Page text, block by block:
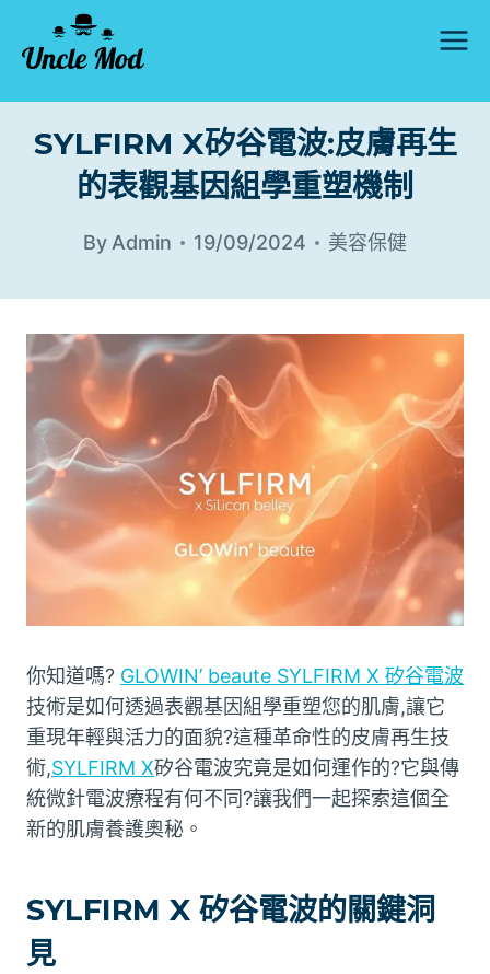
content
SYLFIRM X矽谷電波:皮膚再生
的表觀基因組學重塑機制
By Admin 19/09/2024 美容保健
你知道嗎? GLOWIN’ beaute SYLFIRM X 矽谷電波
技術是如何透過表觀基因組學重塑您的肌膚,讓它
重現年輕與活力的面貌?這種革命性的皮膚再生技
術,SYLFIRM X矽谷電波究竟是如何運作的?它與傳
統微針電波療程有何不同?讓我們一起探索這個全
新的肌膚養護奧秘。
SYLFIRM X 矽谷電波的關鍵洞
見